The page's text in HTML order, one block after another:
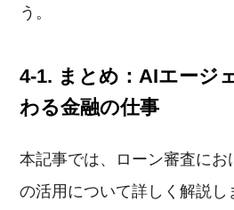
う。
4-1. まとめ：AIエージ
わる金融の仕事
本記事では、ローン審査にお
の活用について詳しく解説し